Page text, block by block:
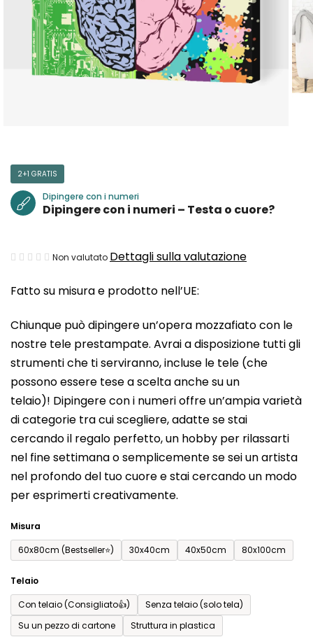
Fatto su misura e prodotto nell’UE:
Chiunque può dipingere un’opera mozzafiato con le
nostre tele prestampate. Avrai a disposizione tutti gli
strumenti che ti serviranno, incluse le tele (che
possono essere tese a scelta anche su un
telaio)! Dipingere con i numeri offre un’ampia varietà
di categorie tra cui scegliere, adatte se stai
cercando il regalo perfetto, un hobby per rilassarti
nel fine settimana o semplicemente se sei un artista
nel profondo del tuo cuore e stai cercando un modo
per esprimerti creativamente.
Misura
60x80cm (Bestseller⭐)
30x40cm 40x50cm 80x100cm
Telaio
Con telaio (Consigliato👍)
Senza telaio (solo tela)
Su un pezzo di cartone
Struttura in plastica
2+1 GRATIS
Dipingere con i numeri
Dipingere con i numeri – Testa o cuore?
La
media
prodotto
è
0,0
su
5
stelle.
Non valutato Dettagli sulla valutazione